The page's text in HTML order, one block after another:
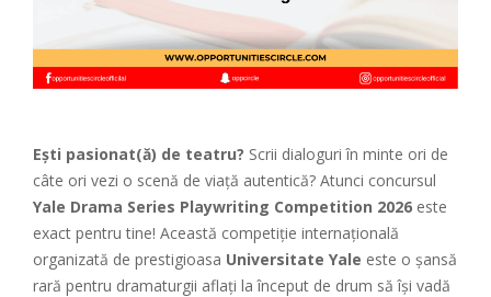
Ești pasionat(ă) de teatru? Scrii dialoguri în minte ori de
câte ori vezi o scenă de viață autentică? Atunci concursul
Yale Drama Series Playwriting Competition 2026 este
exact pentru tine! Această competiție internațională
organizată de prestigioasa Universitate Yale este o șansă
rară pentru dramaturgii aflați la început de drum să își vadă